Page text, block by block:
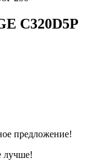
C320D5P
предложение!
лучше!